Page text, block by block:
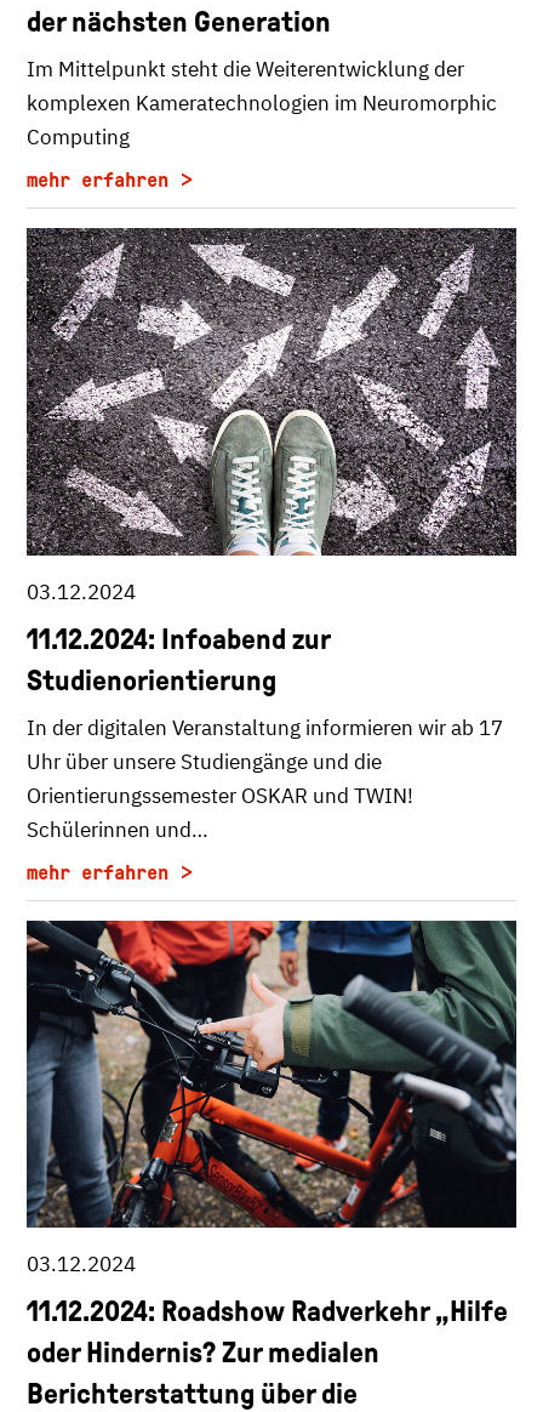
der nächsten Generation
Im Mittelpunkt steht die Weiterentwicklung der
komplexen Kameratechnologien im Neuromorphic
Computing
mehr erfahren
03.12.2024
11.12.2024: Infoabend zur
Studienorientierung
In der digitalen Veranstaltung informieren wir ab 17
Uhr über unsere Studiengänge und die
Orientierungssemester OSKAR und TWIN!
Schülerinnen und…
mehr erfahren
03.12.2024
11.12.2024: Roadshow Radverkehr „Hilfe
oder Hindernis? Zur medialen
Berichterstattung über die